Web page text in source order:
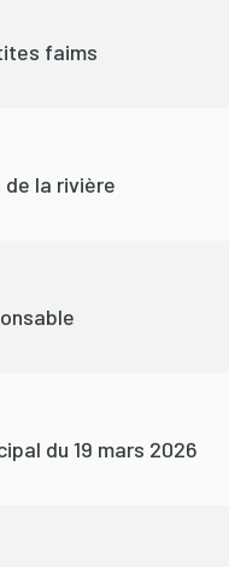
faims
de la rivière
du 19 mars 2026